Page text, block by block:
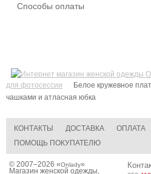
Способы оплаты
для фотосессии
Белое кружевное
чашками и атласная юбка
КОНТАКТЫ ДОСТАВКА ОПЛАТА
ПОМОЩЬ ПОКУПАТЕЛЮ
© 2007–2026 «Onlady»
Магазин женской одежды,